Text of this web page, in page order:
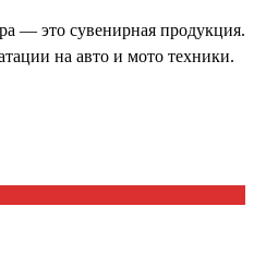
— это сувенирная продукция.
на авто и мото техники.